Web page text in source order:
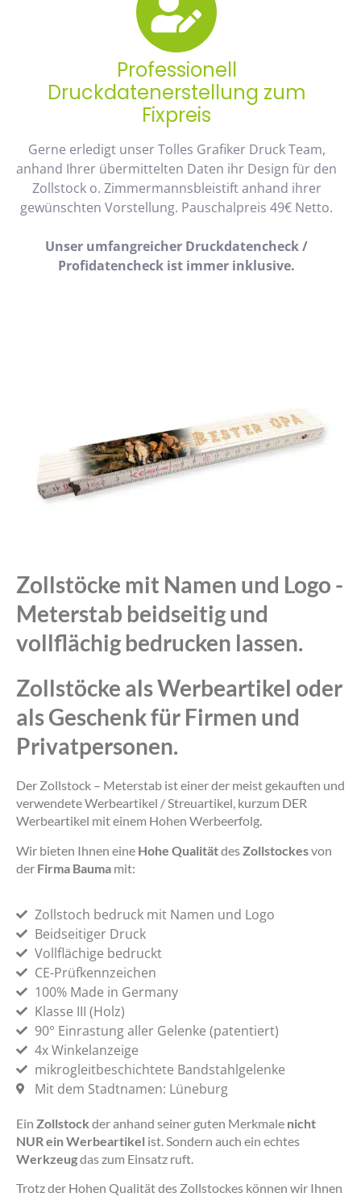
Professionell
Druckdatenerstellung zum
Fixpreis
Gerne erledigt unser Tolles Grafiker Druck Team,
anhand Ihrer übermittelten Daten ihr Design für den
Zollstock o. Zimmermannsbleistift anhand ihrer
gewünschten Vorstellung. Pauschalpreis 49€ Netto.
Unser umfangreicher Druckdatencheck /
Profidatencheck ist immer inklusive.
Zollstöcke mit Namen und Logo -
Meterstab beidseitig und
vollflächig bedrucken lassen.
Zollstöcke als Werbeartikel oder
als Geschenk für Firmen und
Privatpersonen.
Der Zollstock – Meterstab ist einer der meist gekauften und
verwendete Werbeartikel / Streuartikel, kurzum DER
Werbeartikel mit einem Hohen Werbeerfolg.
Wir bieten Ihnen eine Hohe Qualitätdes Zollstockesvon
der Firma Bauma mit:
Zollstoch bedruck mit Namen und Logo
Beidseitiger Druck
Vollflächige bedruckt
CE-Prüfkennzeichen
100% Made in Germany
Klasse III (Holz)
90° Einrastung aller Gelenke (patentiert)
4x Winkelanzeige
mikrogleitbeschichtete Bandstahlgelenke
Mit dem Stadtnamen: Lüneburg
Ein Zollstock der anhand seiner guten Merkmale nicht
NUR ein Werbeartikel ist. Sondern auch ein echtes
Werkzeugdas zum Einsatz ruft.
Trotz der Hohen Qualität des Zollstockes können wir Ihnen